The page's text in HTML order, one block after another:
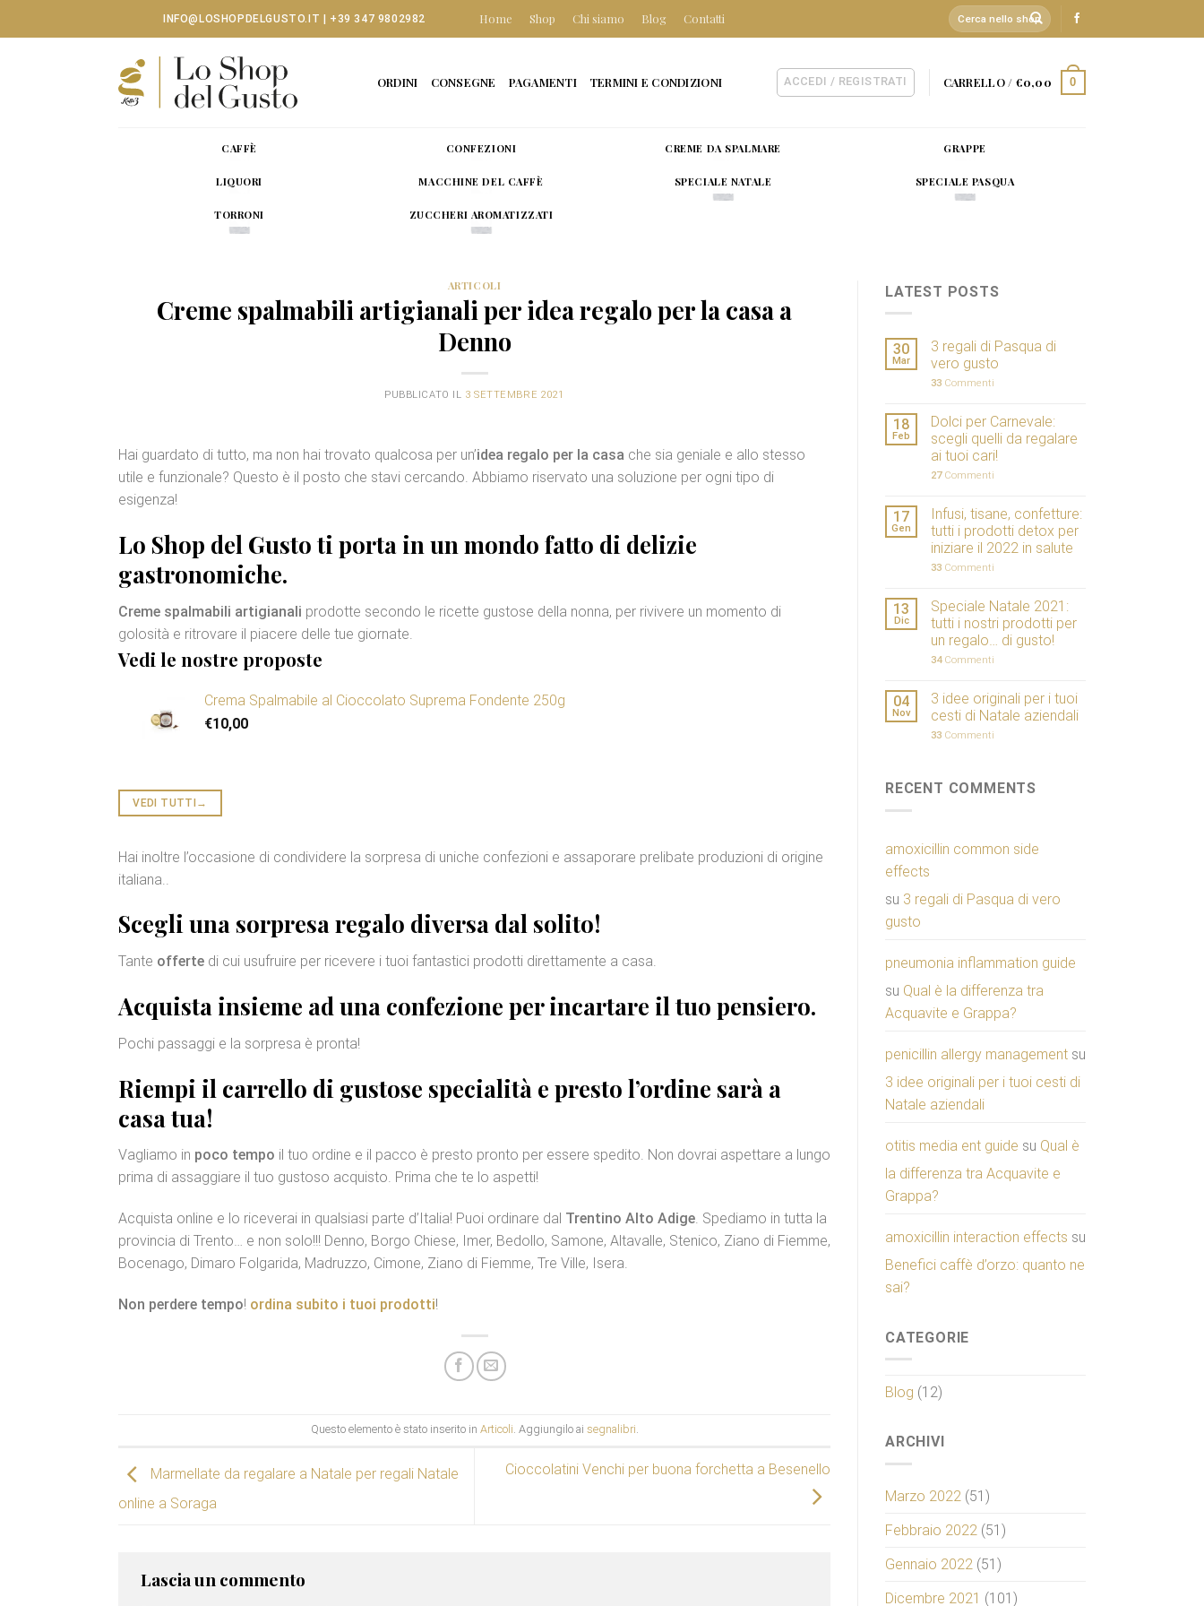
INFO@LOSHOPDELGUSTO.IT | +39 347 9802982 Home Shop Chi siamo Blog Contatti Cerca:
ORDINI CONSEGNE PAGAMENTI TERMINI E CONDIZIONI ACCEDI / REGISTRATI CARRELLO / €0,00 0
CAFFÈ CONFEZIONI CREME DA SPALMARE GRAPPE
LIQUORI MACCHINE DEL CAFFÈ SPECIALE NATALE SPECIALE PASQUA
TORRONI ZUCCHERI AROMATIZZATI
ARTICOLI
Creme spalmabili artigianali per idea regalo per la casa a
Denno
PUBBLICATO IL 3 SETTEMBRE 2021
Hai guardato di tutto, ma non hai trovato qualcosa per un’idea regalo per la casa che sia geniale e allo stesso
utile e funzionale? Questo è il posto che stavi cercando. Abbiamo riservato una soluzione per ogni tipo di
esigenza!
Lo Shop del Gusto ti porta in un mondo fatto di delizie
gastronomiche.
Creme spalmabili artigianali prodotte secondo le ricette gustose della nonna, per rivivere un momento di
golosità e ritrovare il piacere delle tue giornate.
Vedi le nostre proposte
Crema Spalmabile al Cioccolato Suprema Fondente 250g
€10,00
VEDI TUTTI →
Hai inoltre l’occasione di condividere la sorpresa di uniche confezioni e assaporare prelibate produzioni di origine
italiana..
Scegli una sorpresa regalo diversa dal solito!
Tante offerte di cui usufruire per ricevere i tuoi fantastici prodotti direttamente a casa.
Acquista insieme ad una confezione per incartare il tuo pensiero.
Pochi passaggi e la sorpresa è pronta!
Riempi il carrello di gustose specialità e presto l’ordine sarà a
casa tua!
Vagliamo in poco tempo il tuo ordine e il pacco è presto pronto per essere spedito. Non dovrai aspettare a lungo
prima di assaggiare il tuo gustoso acquisto. Prima che te lo aspetti!
Acquista online e lo riceverai in qualsiasi parte d’Italia! Puoi ordinare dal Trentino Alto Adige. Spediamo in tutta la
provincia di Trento… e non solo!!! Denno, Borgo Chiese, Imer, Bedollo, Samone, Altavalle, Stenico, Ziano di Fiemme,
Bocenago, Dimaro Folgarida, Madruzzo, Cimone, Ziano di Fiemme, Tre Ville, Isera.
Non perdere tempo! ordina subito i tuoi prodotti!
Questo elemento è stato inserito in Articoli. Aggiungilo ai segnalibri.
Marmellate da regalare a Natale per regali Natale
online a Soraga
Cioccolatini Venchi per buona forchetta a Besenello
Lascia un commento
LATEST POSTS
30
Mar
3 regali di Pasqua di
vero gusto
33 Commenti
18
Feb
Dolci per Carnevale:
scegli quelli da regalare
ai tuoi cari!
27Commenti
17
Gen
Infusi, tisane, confetture:
tutti i prodotti detox per
iniziare il 2022 in salute
33 Commenti
13
Dic
Speciale Natale 2021:
tutti i nostri prodotti per
un regalo… di gusto!
34Commenti
04
Nov
3 idee originali per i tuoi
cesti di Natale aziendali
33 Commenti
RECENT COMMENTS
amoxicillin common side
effects
su 3 regali di Pasqua di vero
gusto
pneumonia inflammation guide
su Qual è la differenza tra
Acquavite e Grappa?
penicillin allergy management su
3 idee originali per i tuoi cesti di
Natale aziendali
otitis media ent guide su Qual è
la differenza tra Acquavite e
Grappa?
amoxicillin interaction effects su
Benefici caffè d’orzo: quanto ne
sai?
CATEGORIE
Blog (12)
ARCHIVI
Marzo 2022 (51)
Febbraio 2022 (51)
Gennaio 2022 (51)
Dicembre 2021 (101)